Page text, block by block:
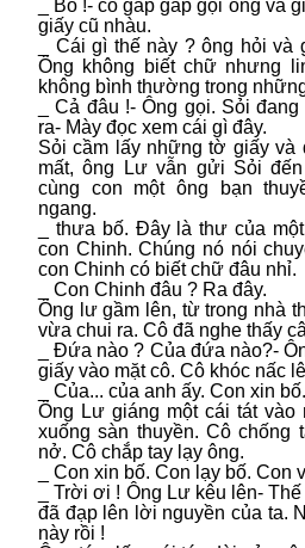
_ Bố !- cô gấp gáp gọi ông và
giấy cũ nhàu.
_ Cái gì thế này ? ông hỏi
Ông không biết chữ nhưng
không bình thường trong
_ Cả đâu !- Ông gọi. Sỏi
ra- Mày đọc xem cái gì đây.
Sỏi cầm lấy những tờ giấy và
mất, ông Lư vẫn gửi Sỏi
cùng con một ông bạn
ngang.
_ thưa bố. Đây là thư của
con Chinh. Chúng nó nói
con Chinh có biết chữ đâu nhỉ.
_ Con Chinh đâu ? Ra đây.
Ông lư gầm lên, từ trong nhà
vừa chui ra. Cô đã nghe thấy
_ Đứa nào ? Của đứa nào?-
giấy vào mặt cô. Cô khóc nấc
_ Của... của anh ấy. Con xin
Ông Lư giáng một cái tát vào
xuống sàn thuyền. Cô chống
nở. Cô chắp tay lạy ông.
_ Con xin bố. Con lạy bố. Con
_ Trời ơi ! Ông Lư kêu lên-
đã đạp lên lời nguyền của ta.
này rồi !